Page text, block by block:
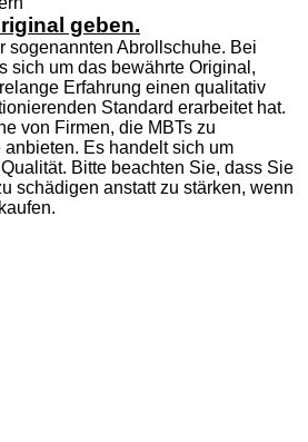
geben.
sogenannten Abrollschuhe. Bei
sich um das bewährte Original,
Erfahrung einen qualitativ
Standard erarbeitet hat.
von Firmen, die MBTs zu
Es handelt sich um
Bitte beachten Sie, dass Sie
schädigen anstatt zu stärken, wenn